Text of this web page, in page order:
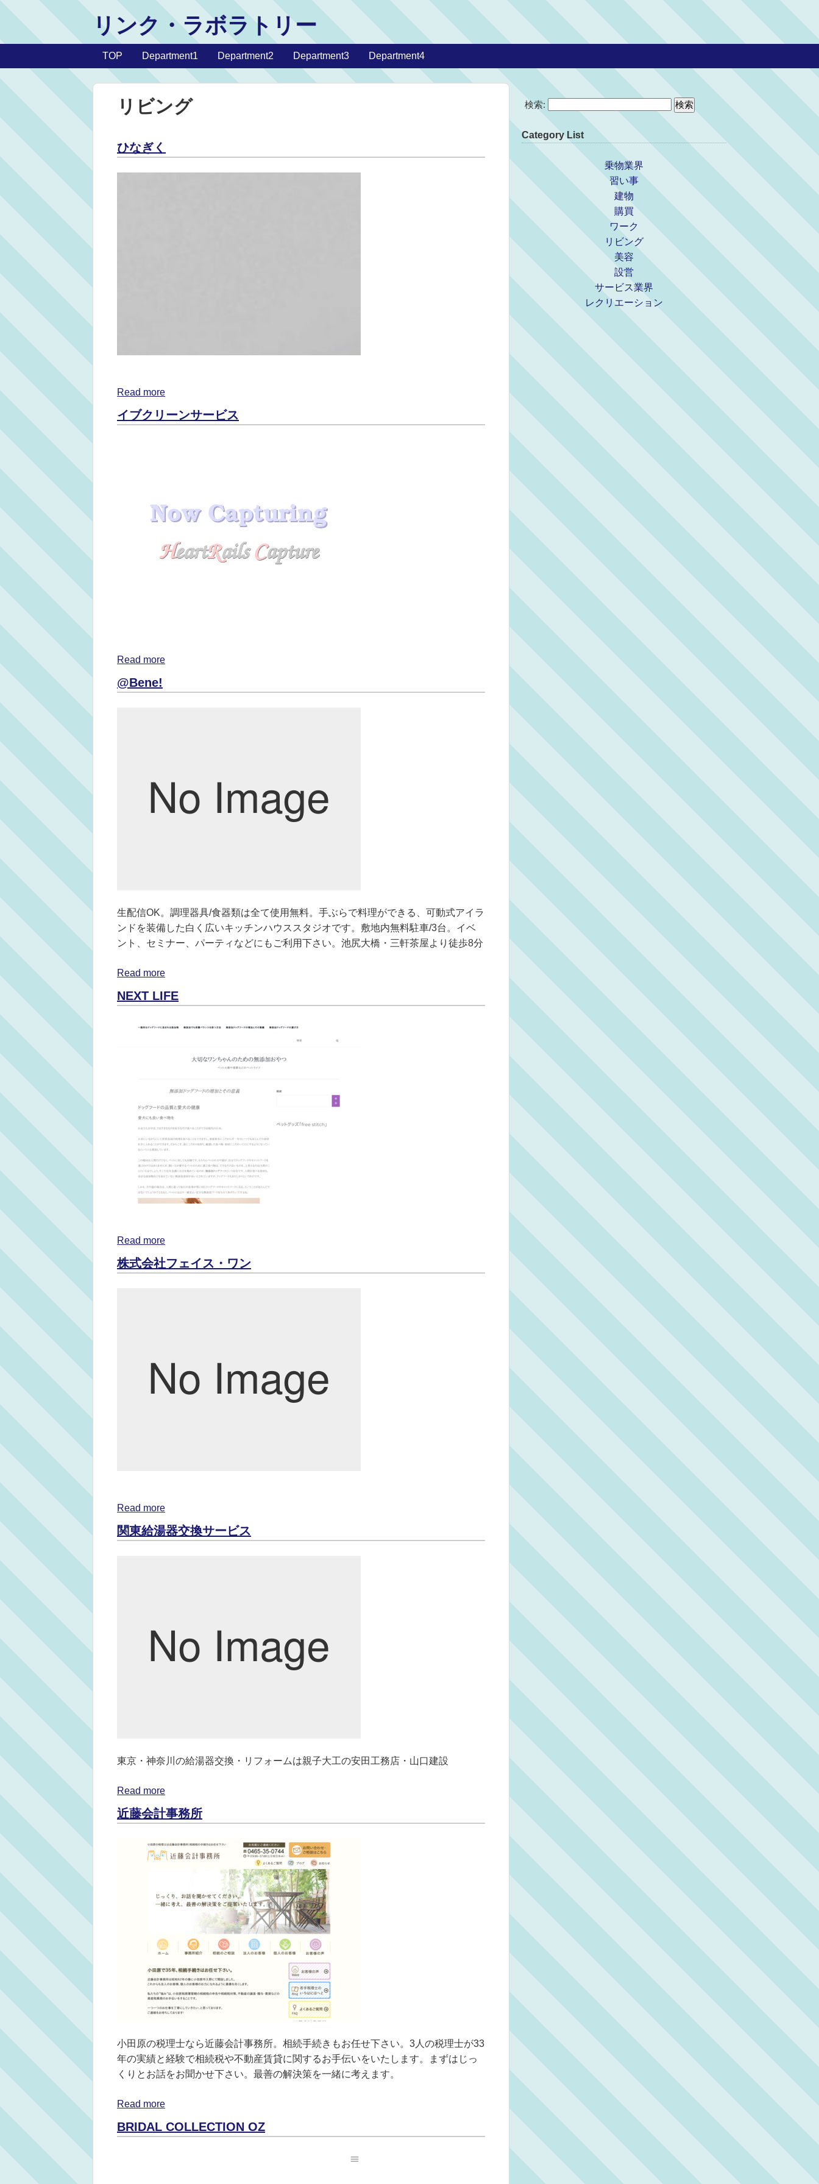
リンク・ラボラトリー
TOP Department1 Department2 Department3 Department4
リビング
ひなぎく
Read more
イブクリーンサービス
Read more
@Bene!
生配信OK。調理器具/食器類は全て使用無料。手ぶらで料理ができる、可動式アイラ
ンドを装備した白く広いキッチンハウススタジオです。敷地内無料駐車/3台。イベ
ント、セミナー、パーティなどにもご利用下さい。池尻大橋・三軒茶屋より徒歩8分
Read more
NEXT LIFE
Read more
株式会社フェイス・ワン
Read more
関東給湯器交換サービス
東京・神奈川の給湯器交換・リフォームは親子大工の安田工務店・山口建設
Read more
近藤会計事務所
小田原の税理士なら近藤会計事務所。相続手続きもお任せ下さい。3人の税理士が33
年の実績と経験で相続税や不動産賃貸に関するお手伝いをいたします。まずはじっ
くりとお話をお聞かせ下さい。最善の解決策を一緒に考えます。
Read more
BRIDAL COLLECTION OZ
検索:
Category List
乗物業界
習い事
建物
購買
ワーク
リビング
美容
設営
サービス業界
レクリエーション